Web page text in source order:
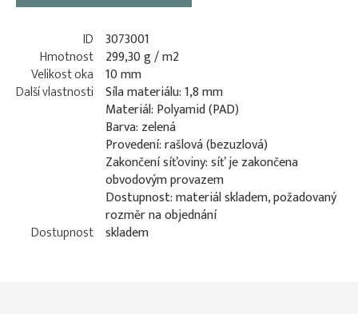
ID 3073001
Hmotnost 299,30 g / m2
Velikost oka 10 mm
Další vlastnosti Síla materiálu: 1,8 mm
Materiál: Polyamid (PAD)
Barva: zelená
Provedení: rašlová (bezuzlová)
Zakončení síťoviny: síť je zakončena
obvodovým provazem
Dostupnost: materiál skladem, požadovaný
rozměr na objednání
Dostupnost skladem